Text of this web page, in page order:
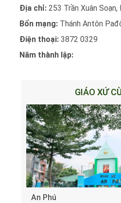
Địa chỉ: 253 Trần Xuân Soạn,
Bổn mạng: Thánh Antôn
Điện thoại: 3872 0329
Năm thành lập:
GIÁO XỨ
An Phú